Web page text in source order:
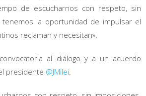
de escucharnos con respeto, sin
tenemos la oportunidad de impulsar el
reclaman y necesitan».
al diálogo y a un acuerdo
presidente @JMilei